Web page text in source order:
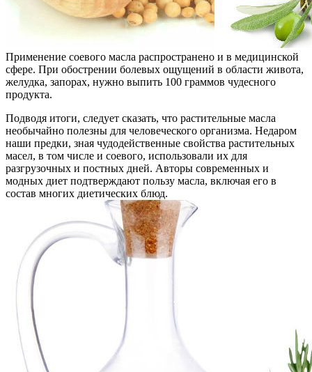
Применение соевого масла распространено и в медицинской
сфере. При обострении болевых ощущений в области живота,
желудка, запорах, нужно выпить 100 граммов чудесного
продукта.
Подводя итоги, следует сказать, что растительные масла
необычайно полезны для человеческого организма. Недаром
наши предки, зная чудодейственные свойства растительных
масел, в том числе и соевого, использовали их для
разгрузочных и постных дней. Авторы современных и
модных диет подтверждают пользу масла, включая его в
состав многих диетических блюд.